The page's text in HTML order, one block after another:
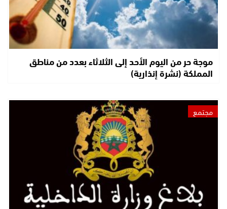
موجة حر من اليوم الأحد إلى الثلاثاء بعدد من مناطق
المملكة (نشرة إنذارية)
مجتمع